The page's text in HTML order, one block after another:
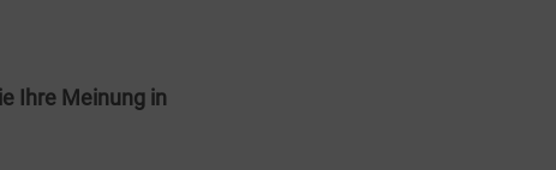
Ihre Meinung in